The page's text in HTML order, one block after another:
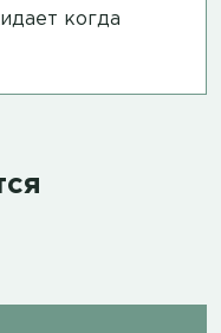
когда